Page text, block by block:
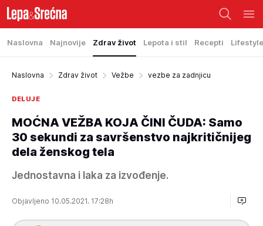
Naslovna Najnovije Zdrav život Lepota i stil Recepti Lifestyle
Naslovna Zdrav život Vežbe vezbe za zadnjicu
DELUJE
MOĆNA VEŽBA KOJA ČINI ČUDA: Samo
30 sekundi za savršenstvo najkritičnijeg
dela ženskog tela
Jednostavna i laka za izvođenje.
Objavljeno 10.05.2021. 17:28h